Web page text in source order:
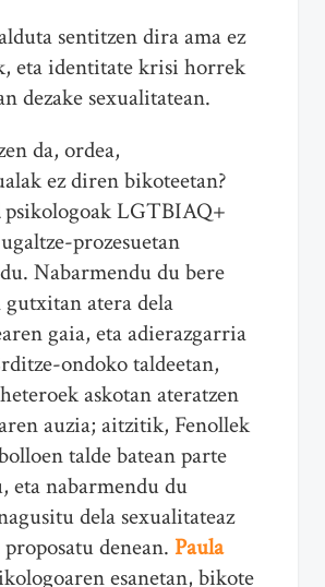
sentitzen dira ama ez
eta identitate krisi horrek
dezake sexualitatean.
da, ordea,
ez diren bikoteetan?
psikologoak LGTBIAQ+
prozesuetan
Nabarmendu du bere
atera dela
gaia, eta adierazgarria
ondoko taldeetan,
askotan ateratzen
auzia; aitzitik, Fenollek
talde batean parte
eta nabarmendu du
dela sexualitateaz
denean. Paula
esanetan, bikote